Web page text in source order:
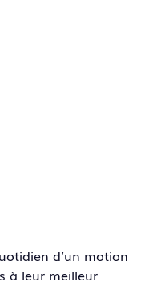
d’un motion
à leur meilleur